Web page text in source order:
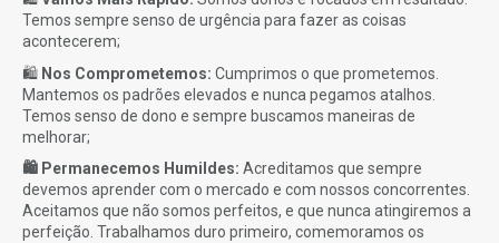
Temos sempre senso de urgência para fazer as coisas
acontecerem;
🛍️ N os Comprometemos: Cumprimos o que prometemos.
Mantemos os padrões elevados e nunca pegamos atalhos.
Temos senso de dono e sempre buscamos maneiras de
melhorar;
🛍️ Permanecemos Humildes: Acreditamos que sempre
devemos aprender com o mercado e com nossos concorrentes.
Aceitamos que não somos perfeitos, e que nunca atingiremos a
perfeição. Trabalhamos duro primeiro, comemoramos os